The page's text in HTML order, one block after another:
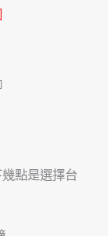
點是選擇台